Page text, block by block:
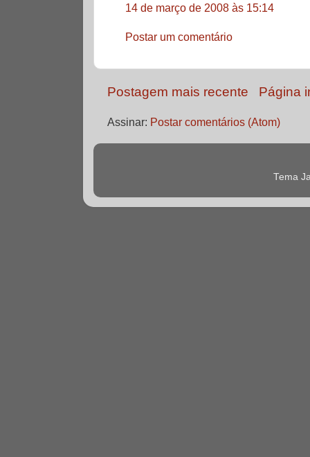
14 de março de 2008 às 15:14
Postar um comentário
Postagem mais recente Página
Assinar: Postar comentários (Atom)
Tema